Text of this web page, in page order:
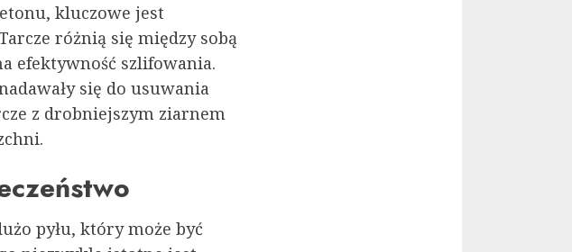
kluczowe jest
różnią się między sobą
efektywność szlifowania.
się do usuwania
z drobniejszym ziarnem
pyłu, który może być